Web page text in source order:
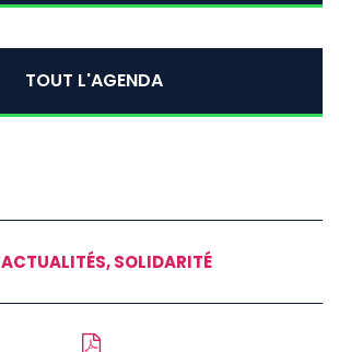
TOUT L'AGENDA
ACTUALITÉS, SOLIDARITÉ